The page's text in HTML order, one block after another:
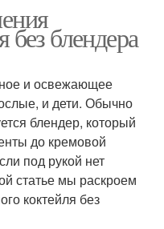
без блендера
и освежающее
и дети. Обычно
блендер, который
до кремовой
под рукой нет
статье мы раскроем
коктейля без